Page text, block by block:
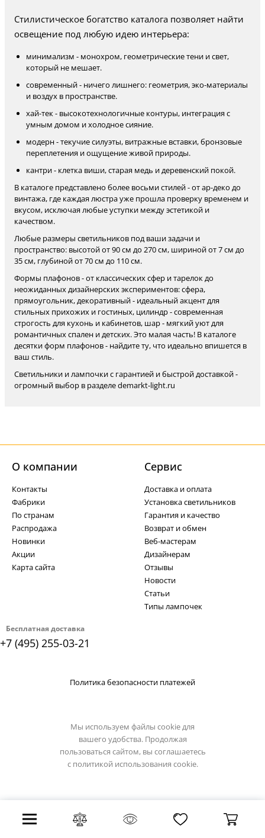
Стилистическое богатство каталога позволяет найти
освещение под любую идею интерьера:
минимализм - монохром, геометрические тени и свет,
который не мешает.
современный - ничего лишнего: геометрия, эко-материалы
и воздух в пространстве.
хай-тек - высокотехнологичные контуры, интеграция с
умным домом и холодное сияние.
модерн - текучие силуэты, витражные вставки, бронзовые
переплетения и ощущение живой природы.
кантри - клетка виши, старая медь и деревенский покой.
В каталоге представлено более восьми стилей - от ар-деко до
винтажа, где каждая люстра уже прошла проверку временем и
вкусом, исключая любые уступки между эстетикой и
качеством.
Любые размеры светильников под ваши задачи и
пространство: высотой от 90 см до 270 см, шириной от 7 см до
35 см, глубиной от 70 см до 110 см.
Формы плафонов - от классических сфер и тарелок до
неожиданных дизайнерских экспериментов: сфера,
прямоугольник, декоративный - идеальный акцент для
стильных прихожих и гостиных, цилиндр - современная
строгость для кухонь и кабинетов, шар - мягкий уют для
романтичных спален и детских. Это малая часть! В каталоге
десятки форм плафонов - найдите ту, что идеально впишется в
ваш стиль.
Светильники и лампочки с гарантией и быстрой доставкой -
огромный выбор в разделе demarkt-light.ru
Бесплатная доставка
+7 (495) 255-03-21
О компании
Контакты
Фабрики
По странам
Распродажа
Новинки
Акции
Карта сайта
Cервис
Доставка и оплата
Установка светильников
Гарантия и качество
Возврат и обмен
Веб-мастерам
Дизайнерам
Отзывы
Новости
Статьи
Типы лампочек
Политика безопасности платежей
Мы используем файлы cookie для
вашего удобства. Продолжая
пользоваться сайтом, вы соглашаетесь
с политикой использования cookie.
Интернет магазин demarkt-light.ru